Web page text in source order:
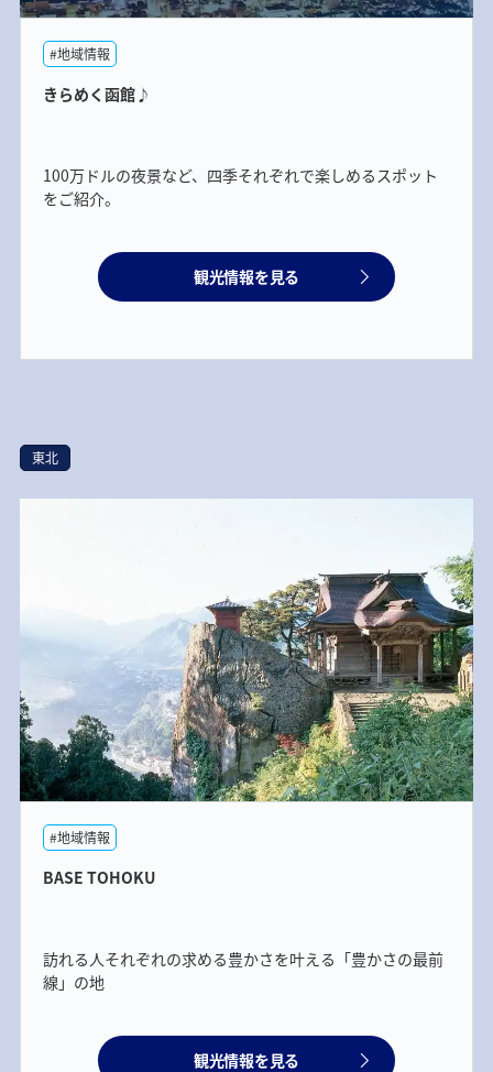
#地域情報
きらめく函館♪
100万ドルの夜景など、四季それぞれで楽しめるスポット
をご紹介。
観光情報を見る
東北
#地域情報
BASE TOHOKU
訪れる人それぞれの求める豊かさを叶える「豊かさの最前
線」の地
観光情報を見る